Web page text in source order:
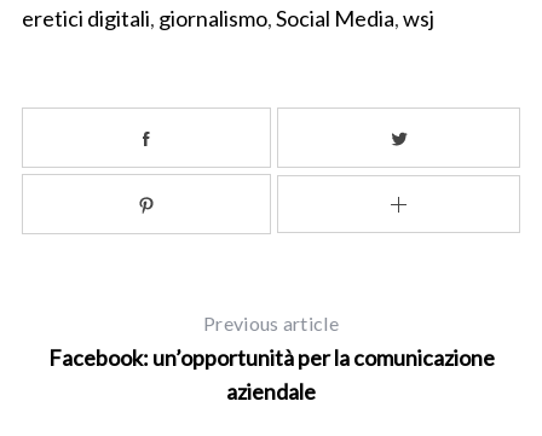
eretici digitali, giornalismo,Social Media,wsj
Previous article
Facebook: un’opportunità per la comunicazione
aziendale
e